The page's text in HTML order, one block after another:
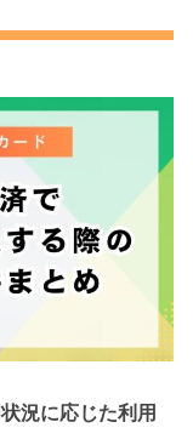
況に応じた利用